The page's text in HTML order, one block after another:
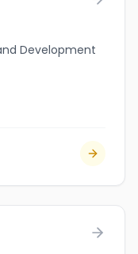
Development